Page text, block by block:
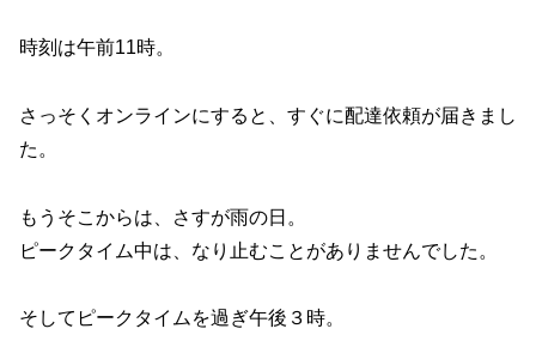
時刻は午前11時。
さっそくオンラインにすると、すぐに配達依頼が届きまし
た。
もうそこからは、さすが雨の日。
ピークタイム中は、なり止むことがありませんでした。
そしてピークタイムを過ぎ午後３時。